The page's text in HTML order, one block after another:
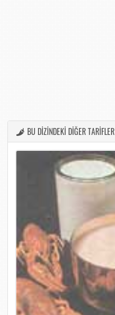
BU DİZİNDEKİ DİĞER TARİFLER